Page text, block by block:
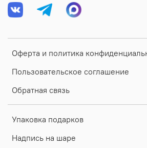
Оферта и политика
Пользовательское соглашение
Обратная связь
Упаковка подарков
Надпись на шаре